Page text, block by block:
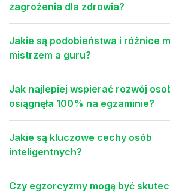
zagrożenia dla zdrowia?
Jakie są podobieństwa i różnice
mistrzem a guru?
Jak najlepiej wspierać rozwój
osiągnęła 100% na egzaminie?
Jakie są kluczowe cechy osób
inteligentnych?
Czy egzorcyzmy mogą być